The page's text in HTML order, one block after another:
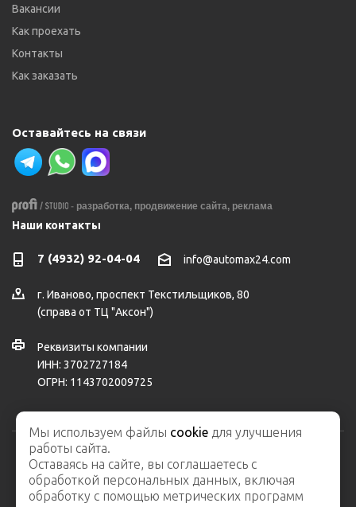
Вакансии
Как проехать
Контакты
Как заказать
Оставайтесь на связи
- разработка, продвижение сайта, реклама
Наши контакты
7 (4932) 92-04-04 info@automax24.com
г. Иваново, проспект Текстильщиков, 80
(справа от ТЦ "Аксон")
Реквизиты компании
ИНН: 3702727184
ОГРН: 1143702009725
2026 © ООО "АвтоМакс" – интернет-магазин автозапчастей и
автосервис
Карта сайта
Мы используем файлы cookie для улучшения
работы сайта.
Оставаясь на сайте, вы соглашаетесь с
обработкой персональных данных, включая
обработку с помощью метрических программ